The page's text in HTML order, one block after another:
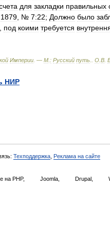
для закладки правильных
1879 , № 7:22; Должно было
под коими требуется
Империи . — М : Русский путь О В
НИР
Техподдержка Реклама на сайте
на PHP, Joomla, Drupal,